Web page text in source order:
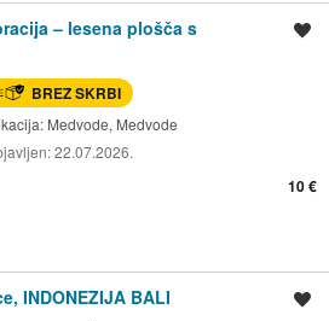
– lesena plošča s
BREZ SKRBI
Medvode, Medvode
22.07.2026.
10 €
INDONEZIJA BALI